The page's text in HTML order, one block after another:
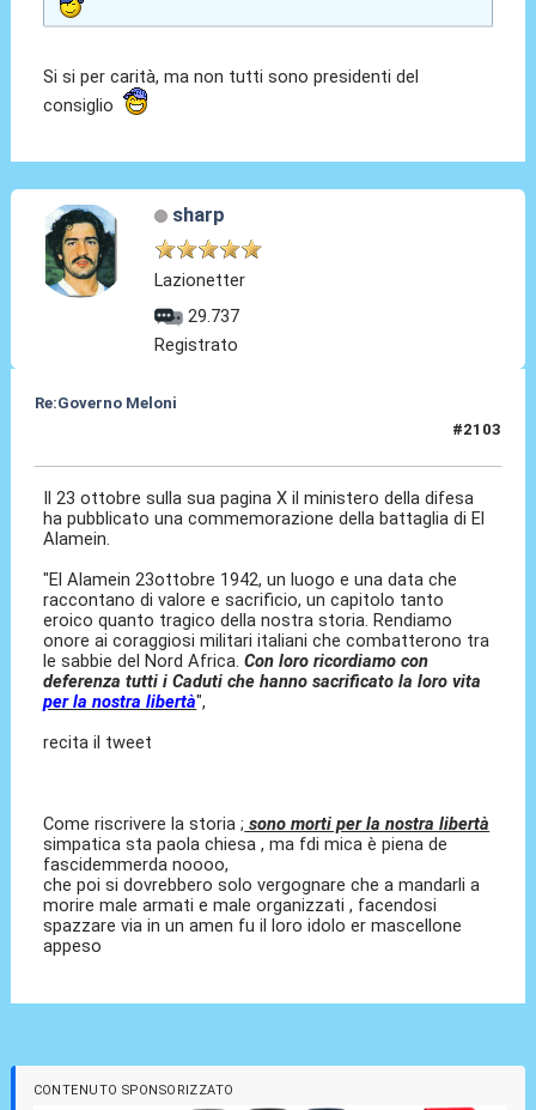
Si si per carità, ma non tutti sono presidenti del
consiglio
sharp
Lazionetter
29.737
Registrato
Re:Governo Meloni
#2103
Il 23 ottobre sulla sua pagina X il ministero della difesa
ha pubblicato una commemorazione della battaglia di El
Alamein.
"El Alamein 23ottobre 1942, un luogo e una data che
raccontano di valore e sacrificio, un capitolo tanto
eroico quanto tragico della nostra storia. Rendiamo
onore ai coraggiosi militari italiani che combatterono tra
le sabbie del Nord Africa.Con loro ricordiamo con
deferenza tutti i Caduti che hanno sacrificato la loro vita
per la nostra libertà",
recita il tweet
Come riscrivere la storia ; sono morti per la nostra libertà
simpatica sta paola chiesa , ma fdi mica è piena de
fascidemmerda noooo,
che poi si dovrebbero solo vergognare che a mandarli a
morire male armati e male organizzati , facendosi
spazzare via in un amen fu il loro idolo er mascellone
appeso
CONTENUTO SPONSORIZZATO